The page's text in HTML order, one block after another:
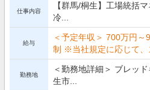
仕事内容
【群馬/桐生】工場統括
冷...
給与
＜予定年収＞ 700万円
制 ※当社規定に応じて、
勤務地
＜勤務地詳細＞ ブレッ
生市...